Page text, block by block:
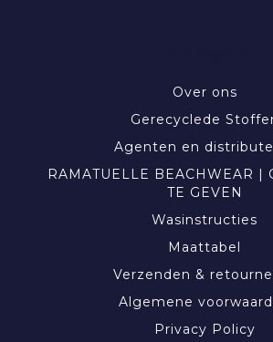
Over ons
Gerecyclede
Agenten en
RAMATUELLE BEACHWEAR |
TE GEVEN
Wasinstructies
Maattabel
Verzenden &
Algemene
Privacy Policy